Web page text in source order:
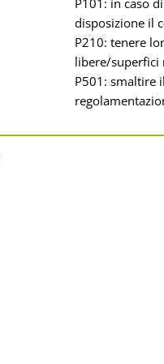
P101: in caso
disposizione il
P210: tenere
libere/superfici
P501: smaltire